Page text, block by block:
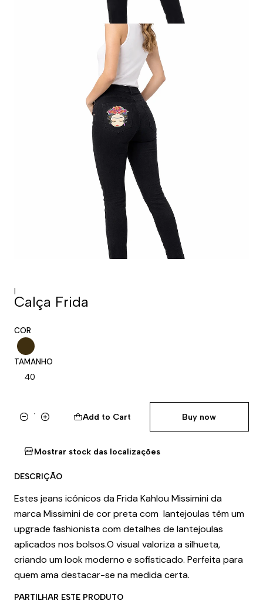
|
Calça Frida
COR
TAMANHO
40
Quantity
Add to Cart Buy now
Mostrar stock das localizações
DESCRIÇÃO
Estes jeans icónicos da Frida Kahlou Missimini da
marca Missimini de cor preta com lantejoulas têm um
upgrade fashionista com detalhes de lantejoulas
aplicados nos bolsos.O visual valoriza a silhueta,
criando um look moderno e sofisticado. Perfeita para
quem ama destacar-se na medida certa.
PARTILHAR ESTE PRODUTO